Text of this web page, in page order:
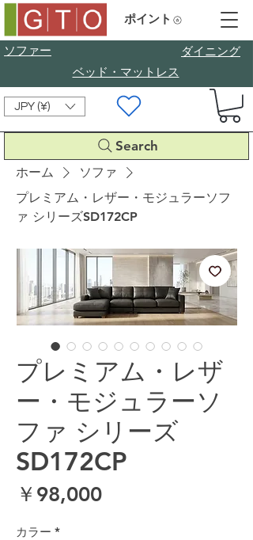
ソファー
​ダイニング
ベッド・マットレス
JPY (¥)
Search
ポイント
ホーム
ソファ
プレミアム・レザー・モジュラーソフ
ァ シリーズSD172CP
プレミアム・レザ
ー・モジュラーソ
ファ シリーズ
SD172CP
￥98,000価格
カラー *